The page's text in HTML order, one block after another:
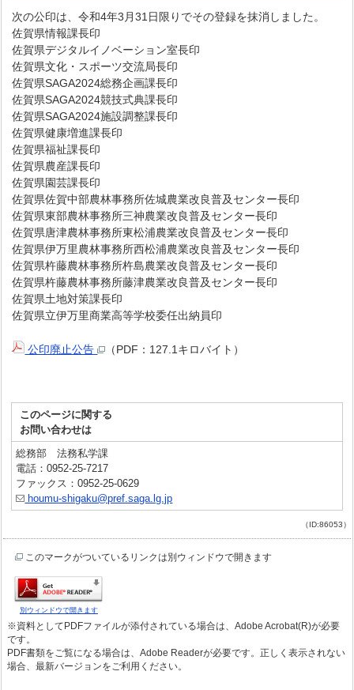
次の公印は、令和4年3月31日限りでその登録を抹消しました。
佐賀県情報課長印
佐賀県デジタルイノベーション室長印
佐賀県文化・スポーツ交流局長印
佐賀県SAGA2024総務企画課長印
佐賀県SAGA2024競技式典課長印
佐賀県SAGA2024施設調整課長印
佐賀県健康増進課長印
佐賀県福祉課長印
佐賀県農産課長印
佐賀県園芸課長印
佐賀県佐賀中部農林事務所佐城農業改良普及センター長印
佐賀県東部農林事務所三神農業改良普及センター長印
佐賀県唐津農林事務所東松浦農業改良普及センター長印
佐賀県伊万里農林事務所西松浦農業改良普及センター長印
佐賀県杵藤農林事務所杵島農業改良普及センター長印
佐賀県杵藤農林事務所藤津農業改良普及センター長印
佐賀県土地対策課長印
佐賀県立伊万里商業高等学校委任出納員印
公印廃止公告 （PDF：127.1キロバイト）
このページに関する
お問い合わせは
総務部 法務私学課
電話：0952-25-7217
ファックス：0952-25-0629
houmu-shigaku@pref.saga.lg.jp
（ID:86053）
このマークがついているリンクは別ウィンドウで開きます
別ウィンドウで開きます
※資料としてPDFファイルが添付されている場合は、Adobe Acrobat(R)が必要
です。
PDF書類をご覧になる場合は、Adobe Readerが必要です。正しく表示されない
場合、最新バージョンをご利用ください。